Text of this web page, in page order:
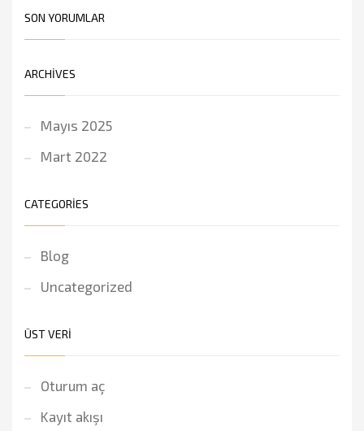
SON YORUMLAR
ARCHIVES
Mayıs 2025
Mart 2022
CATEGORIES
Blog
Uncategorized
ÜST VERI
Oturum aç
Kayıt akışı